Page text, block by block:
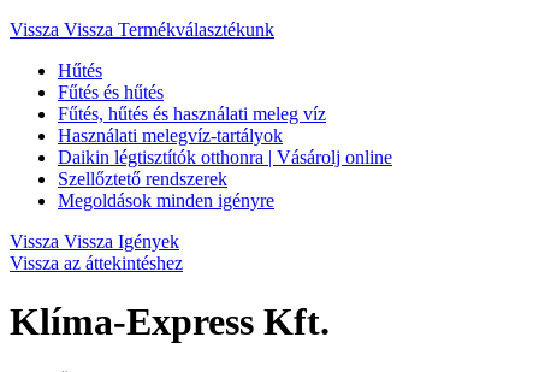
Vissza Vissza Termékválasztékunk
Hűtés
Fűtés és hűtés
Fűtés, hűtés és használati meleg víz
Használati melegvíz-tartályok
Daikin légtisztítók otthonra | Vásárolj online
Szellőztető rendszerek
Megoldások minden igényre
Vissza Vissza Igények
Vissza az áttekintéshez
Klíma-Express Kft.